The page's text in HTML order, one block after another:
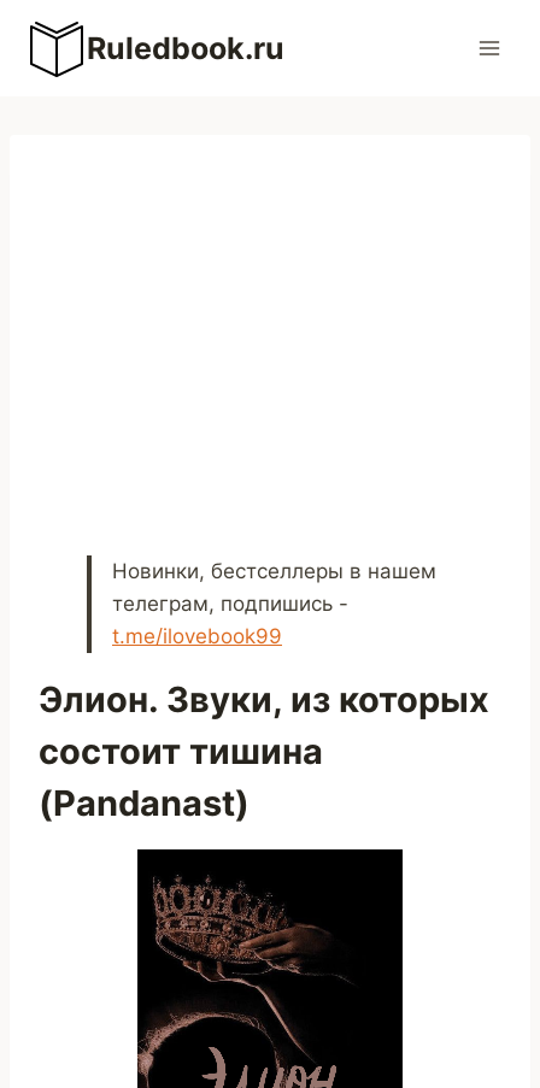
Перейти
содержимому
Ruledbook.ru
Новинки, бестселлеры в нашем
телеграм, подпишись -
t.me/ilovebook99
Элион. Звуки, из которых
состоит тишина
(Pandanast)